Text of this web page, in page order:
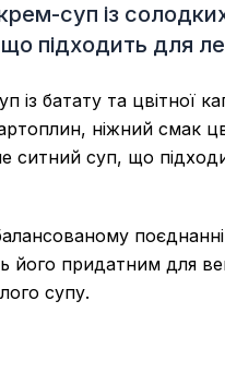
суп із
підходить для
із батату та цвітної
ніжний смак
ситний суп, що
придатним для
супу.